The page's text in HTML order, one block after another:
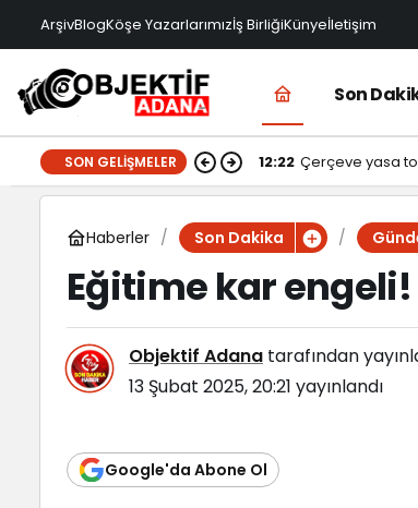
ArşivBlogKöşe Yazarlarımızİş BirliğiKünyeİletişim
Son
SON GELIŞMELER 12:22 Çerçeve yasa
Haberler Son Dakika
Eğitime kar engeli!
Objektif Adana tarafından
13 Şubat 2025, 20:21 yayınlandı
Google'da Abone Ol